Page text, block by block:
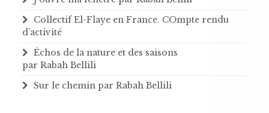
Collectif El-Flaye en France. COmpte rendu
d’activité
Échos de la nature et des saisons
par Rabah Bellili
Sur le chemin par Rabah Bellili